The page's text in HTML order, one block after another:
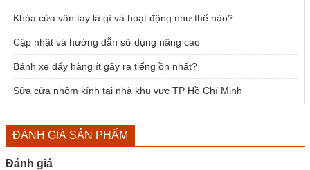
Khóa cửa vân tay là gì và hoạt động như thế nào?
Cập nhật và hướng dẫn sử dụng nâng cao
Bánh xe đẩy hàng ít gây ra tiếng ồn nhất?
Sửa cửa nhôm kính tại nhà khu vực TP Hồ Chí Minh
ĐÁNH GIÁ SẢN PHẨM
Đánh giá